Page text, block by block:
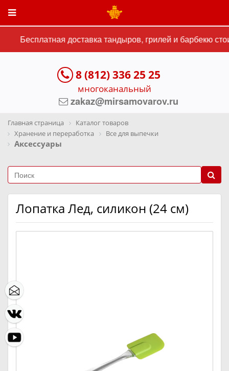
Бесплатная доставка тандыров, грилей и барбекю
8 (812) 336 25 25
многоканальный
zakaz@mirsamovarov.ru
Главная страница
Каталог товаров
Хранение и переработка
Все для выпечки
Аксессуары
Лопатка Лед, силикон (24 см)